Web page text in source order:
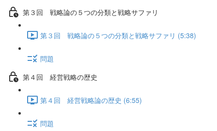
第３回 戦略論の５つの分類と戦略サファリ
第３回 戦略論の５つの分類と戦略サファリ (5:38)
問題
第４回 経営戦略の歴史
第４回 経営戦略論の歴史 (6:55)
問題